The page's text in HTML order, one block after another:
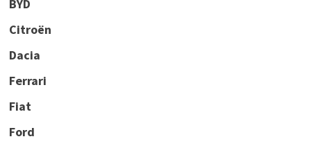
BYD
Citroën
Dacia
Ferrari
Fiat
Ford